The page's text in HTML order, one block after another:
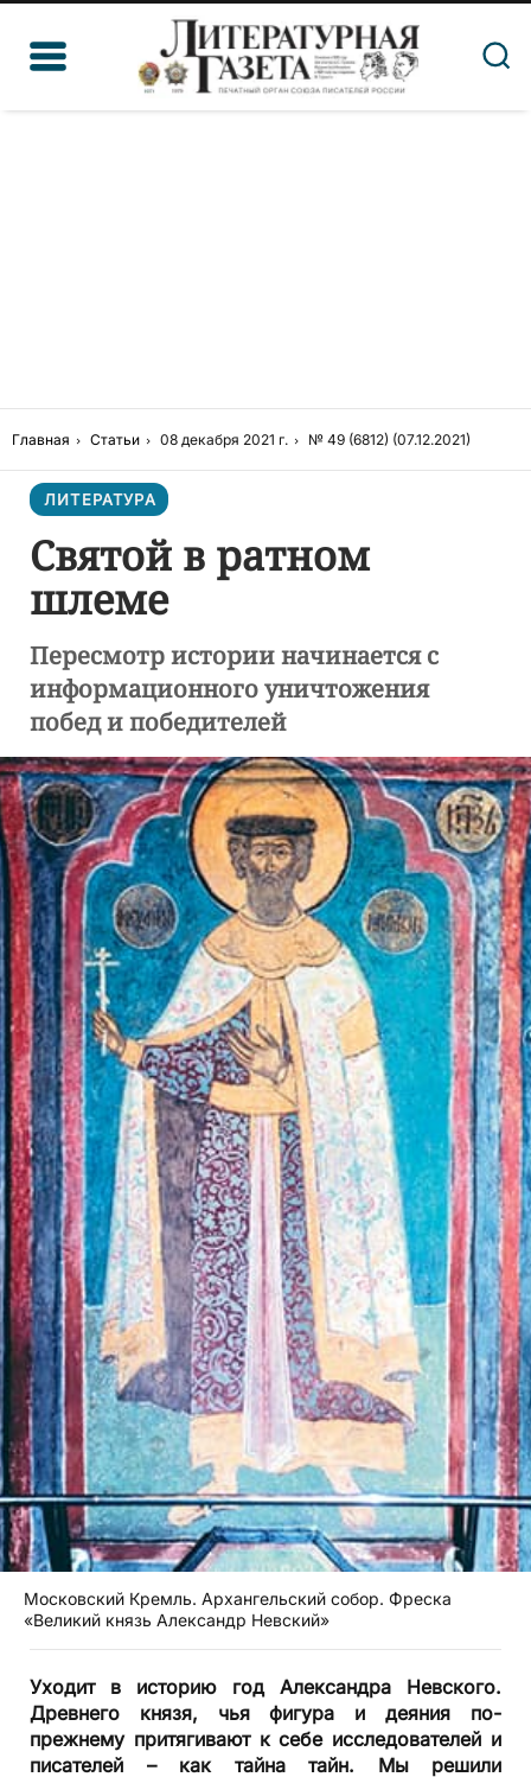
Главная Статьи 08 декабря 2021 г. № 49 (6812) (07.12.2021)
ЛИТЕРАТУРА
Святой в ратном
шлеме
Пересмотр истории начинается с
информационного уничтожения
побед и победителей
Московский Кремль. Архангельский собор. Фреска
«Великий князь Александр Невский»
Уходит в историю год Александра Невского.
Древнего князя, чья фигура и деяния по-
прежнему притягивают к себе исследователей и
писателей – как тайна тайн. Мы решили